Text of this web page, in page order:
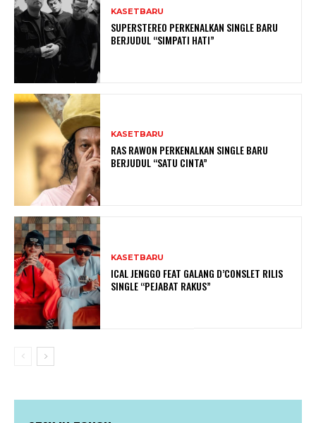
KASETBARU
SUPERSTEREO PERKENALKAN SINGLE BARU
BERJUDUL “SIMPATI HATI”
KASETBARU
RAS RAWON PERKENALKAN SINGLE BARU
BERJUDUL “SATU CINTA”
KASETBARU
ICAL JENGGO FEAT GALANG D’CONSLET RILIS
SINGLE “PEJABAT RAKUS”